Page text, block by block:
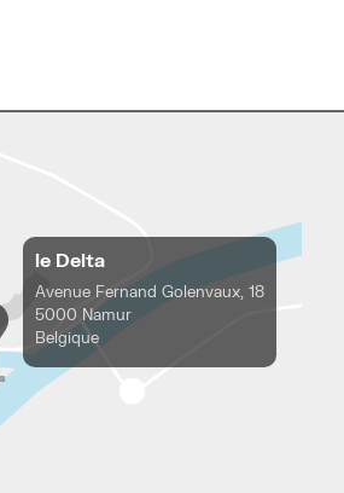
le Delta
Avenue Fernand Golenvaux, 18
5000 Namur
Belgique